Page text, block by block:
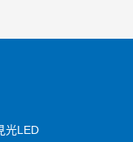
光LED